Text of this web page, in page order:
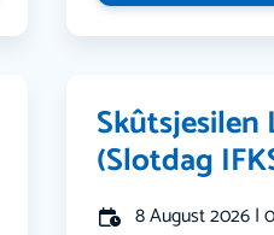
Skûtsjesilen
(Slotdag
8 August 2026 |